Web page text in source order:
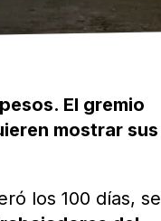
El gremio
mostrar sus
los 100 días, se